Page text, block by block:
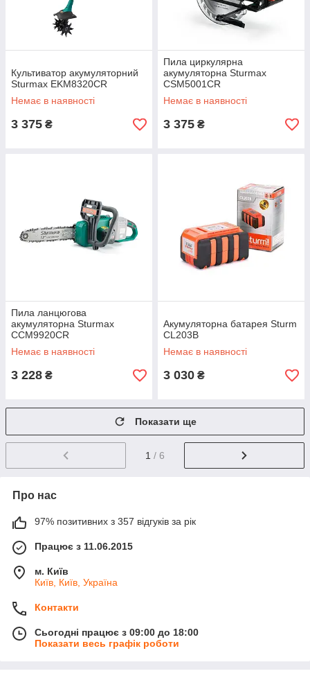
Культиватор акумуляторний
Sturmax EKM8320CR
Немає в наявності
3 375 ₴
Пила циркулярна
акумуляторна Sturmax
CSM5001CR
Немає в наявності
3 375 ₴
Пила ланцюгова
акумуляторна Sturmax
CCM9920CR
Немає в наявності
3 228 ₴
Акумуляторна батарея Sturm
CL203B
Немає в наявності
3 030 ₴
Показати ще
1 / 6
Про нас
97% позитивних з 357 відгуків за рік
Працює з 11.06.2015
м. Київ
Київ, Київ, Україна
Контакти
Сьогодні працює з 09:00 до 18:00
Показати весь графік роботи